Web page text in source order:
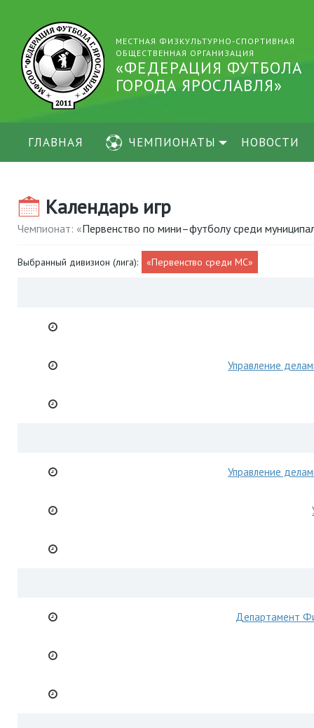
МЕСТНАЯ ФИЗКУЛЬТУРНО-СПОРТИВНАЯ
ОБЩЕСТВЕННАЯ ОРГАНИЗАЦИЯ
«ФЕДЕРАЦИЯ ФУТБОЛА
ГОРОДА ЯРОСЛАВЛЯ»
ГЛАВНАЯ ЧЕМПИОНАТЫ НОВОСТИ
Календарь игр
Чемпионат: «Первенство по мини–футболу среди
Выбранный дивизион (лига): «Первенство среди МС»
Управление
Управление
Департамент